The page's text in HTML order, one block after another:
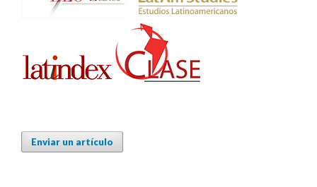
Enviar un artículo